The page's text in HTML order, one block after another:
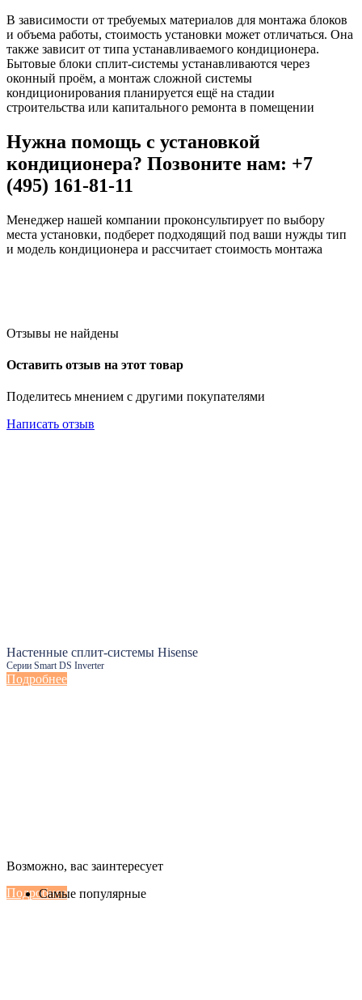
В зависимости от требуемых материалов для монтажа блоков
и объема работы, стоимость установки может отличаться. Она
также зависит от типа устанавливаемого кондиционера.
Бытовые блоки сплит-системы устанавливаются через
оконный проём, а монтаж сложной системы
кондиционирования планируется ещё на стадии
строительства или капитального ремонта в помещении
Нужна помощь с установкой
кондиционера? Позвоните нам: +7
(495) 161-81-11
Менеджер нашей компании проконсультирует по выбору
места установки, подберет подходящий под ваши нужды тип
и модель кондиционера и рассчитает стоимость монтажа
Отзывы не найдены
Оставить отзыв на этот товар
Поделитесь мнением с другими покупателями
Написать отзыв
Настенные сплит-системы Hisense
Серии Smart DS Inverter
Подробнее
Настенные сплит-системы Haier
Подробнее
Возможно, вас заинтересует
Самые популярные